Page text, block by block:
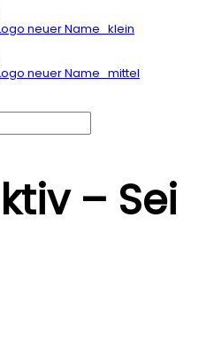
– Sei